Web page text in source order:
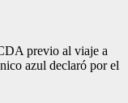
previo al viaje a
azul declaró por el